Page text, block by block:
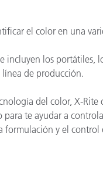
el color en una
incluyen los portátiles,
de producción.
del color, X-
te ayudar a
formulación y el control